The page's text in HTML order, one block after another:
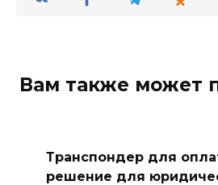
Вам также может
Транспондер для
решение для